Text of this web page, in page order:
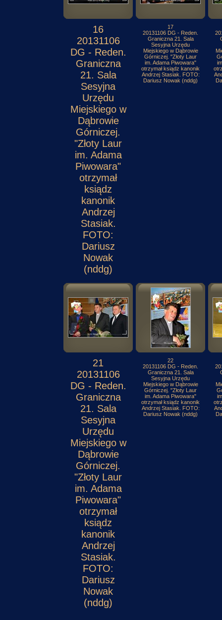
16
20131106
DG - Reden.
Graniczna
21. Sala
Sesyjna
Urzędu
Miejskiego w
Dąbrowie
Górniczej.
"Złoty Laur
im. Adama
Piwowara"
otrzymał
ksiądz
kanonik
Andrzej
Stasiak.
FOTO:
Dariusz
Nowak
(nddg)
17
20131106 DG - Reden.
Graniczna 21. Sala
Sesyjna Urzędu
Miejskiego w Dąbrowie
Górniczej. "Złoty Laur
im. Adama Piwowara"
otrzymał ksiądz kanonik
Andrzej Stasiak. FOTO:
Dariusz Nowak (nddg)
21
20131106
DG - Reden.
Graniczna
21. Sala
Sesyjna
Urzędu
Miejskiego w
Dąbrowie
Górniczej.
"Złoty Laur
im. Adama
Piwowara"
otrzymał
ksiądz
kanonik
Andrzej
Stasiak.
FOTO:
Dariusz
Nowak
(nddg)
22
20131106 DG - Reden.
Graniczna 21. Sala
Sesyjna Urzędu
Miejskiego w Dąbrowie
Górniczej. "Złoty Laur
im. Adama Piwowara"
otrzymał ksiądz kanonik
Andrzej Stasiak. FOTO:
Dariusz Nowak (nddg)